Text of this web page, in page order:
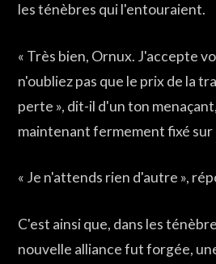
les ténèbres qui l'entouraient.
« Très bien, Ornux. J'accepte
n'oubliez pas que le prix de la
perte », dit-il d'un ton
maintenant fermement fixé sur
« Je n'attends rien d'autre »,
C'est ainsi que, dans les
nouvelle alliance fut forgée,